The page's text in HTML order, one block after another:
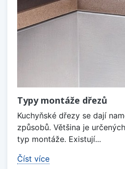
Typy montáže dřezů
Kuchyňské dřezy se dají
způsobů. Většina je
typ montáže. Existují...
Číst více